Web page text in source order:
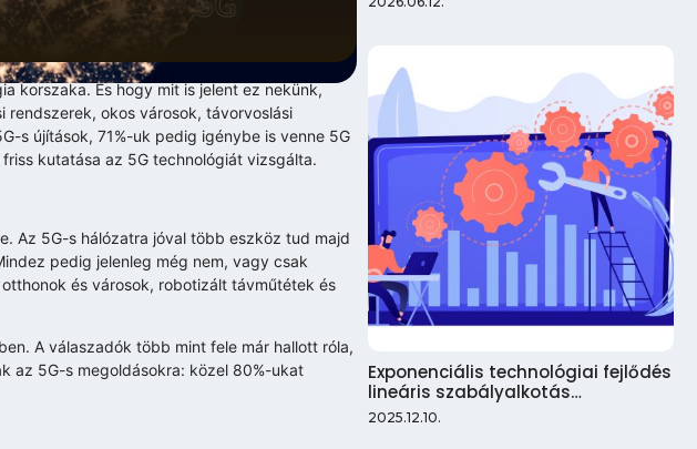
korszaka. És hogy mit is jelent ez nekünk,
rendszerek, okos városok, távorvoslási
s újítások, 71%-uk pedig igénybe is venne 5G
kutatása az 5G technológiát vizsgálta.
Az 5G-s hálózatra jóval több eszköz tud majd
pedig jelenleg még nem, vagy csak
és városok, robotizált távműtétek és
A válaszadók több mint fele már hallott róla,
az 5G-s megoldásokra: közel 80%-ukat
Exponenciális technológiai fejlődés
lineáris szabályalkotás…
2025.12.10.